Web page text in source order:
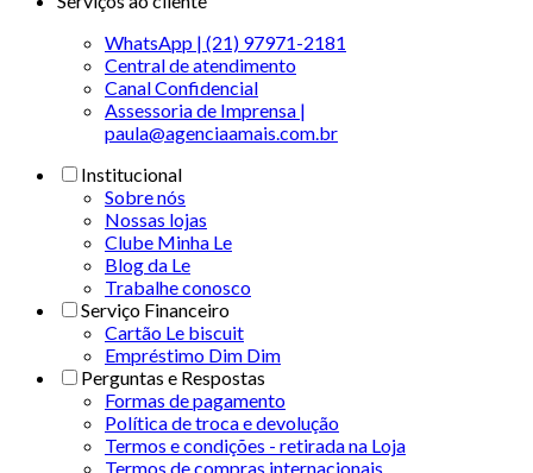
WhatsApp | (21) 97971-2181
Central de atendimento
Canal Confidencial
Assessoria de Imprensa |
paula@agenciaamais.com.br
Institucional
Sobre nós
Nossas lojas
Clube Minha Le
Blog da Le
Trabalhe conosco
Serviço Financeiro
Cartão Le biscuit
Empréstimo Dim Dim
Perguntas e Respostas
Formas de pagamento
Política de troca e devolução
Termos e condições - retirada na Loja
Termos de compras internacionais